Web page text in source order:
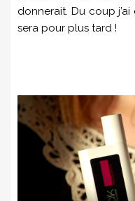
donnerait. Du coup
sera pour plus tard !